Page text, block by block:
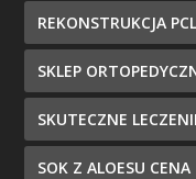
REKONSTRUKCJA PCL
SKLEP
SKUTECZNE
SOK Z ALOESU CENA